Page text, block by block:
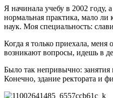
Я начинала учебу в 2002 году,
нормальная практика, мало ли
наук. Моя специальность:
Когда я только приехала, меня
возникают вопросы, идешь в
Было так непривычно: занятия
Конечно, здание ректората и